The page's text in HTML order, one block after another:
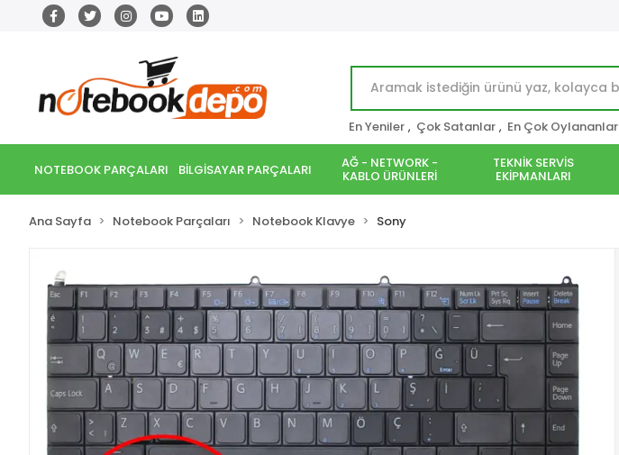
En Yeniler , Çok Satanlar , En Çok Oylananlar
NOTEBOOK PARÇALARI BİLGİSAYAR PARÇALARI AĞ - NETWORK -
KABLO ÜRÜNLERİ
TEKNİK SERVİS
EKİPMANLARI
Ana Sayfa Notebook Parçaları Notebook Klavye Sony